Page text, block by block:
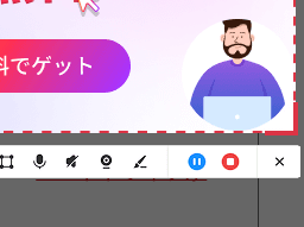
データを保存できるよう
「ハードドライブか